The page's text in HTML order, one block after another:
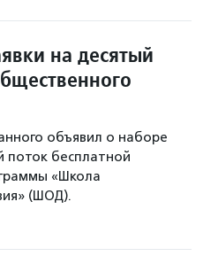
на десятый
объявил о наборе
поток бесплатной
«Школа
(ШОД).